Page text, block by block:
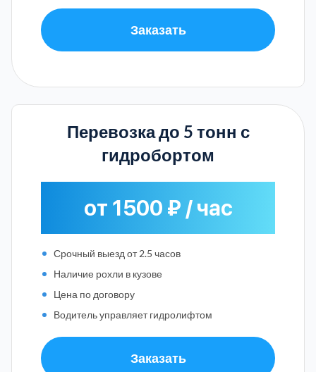
Заказать
Перевозка до 5 тонн с
гидробортом
от 1500 ₽ / час
Срочный выезд от 2.5 часов
Наличие рохли в кузове
Цена по договору
Водитель управляет гидролифтом
Заказать